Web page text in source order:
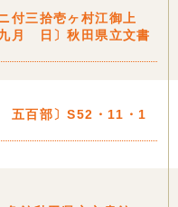
付三拾壱ヶ村江御上ゟ
月 日〕秋田県立文書
五百部〕S52・11・1